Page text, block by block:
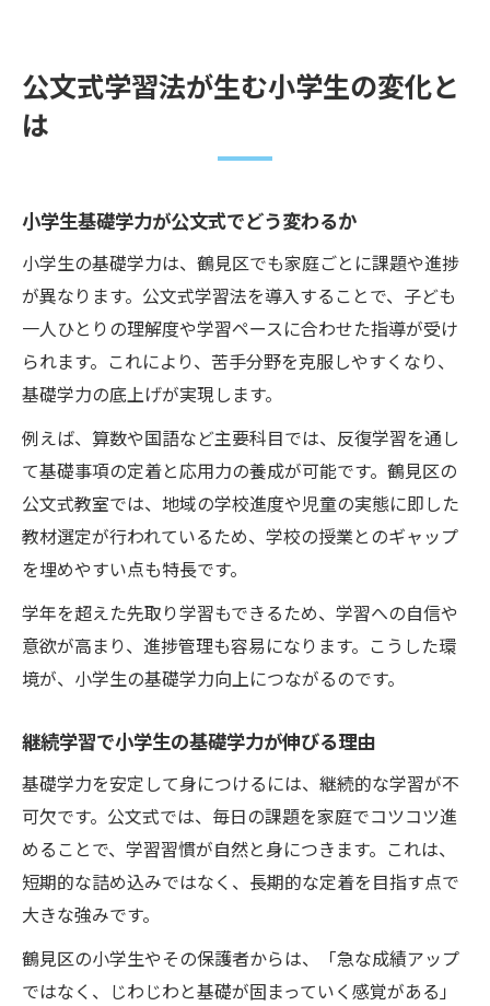
公文式学習法が生む小学生の変化と
は
小学生基礎学力が公文式でどう変わるか
小学生の基礎学力は、鶴見区でも家庭ごとに課題や進捗
が異なります。公文式学習法を導入することで、子ども
一人ひとりの理解度や学習ペースに合わせた指導が受け
られます。これにより、苦手分野を克服しやすくなり、
基礎学力の底上げが実現します。
例えば、算数や国語など主要科目では、反復学習を通し
て基礎事項の定着と応用力の養成が可能です。鶴見区の
公文式教室では、地域の学校進度や児童の実態に即した
教材選定が行われているため、学校の授業とのギャップ
を埋めやすい点も特長です。
学年を超えた先取り学習もできるため、学習への自信や
意欲が高まり、進捗管理も容易になります。こうした環
境が、小学生の基礎学力向上につながるのです。
継続学習で小学生の基礎学力が伸びる理由
基礎学力を安定して身につけるには、継続的な学習が不
可欠です。公文式では、毎日の課題を家庭でコツコツ進
めることで、学習習慣が自然と身につきます。これは、
短期的な詰め込みではなく、長期的な定着を目指す点で
大きな強みです。
鶴見区の小学生やその保護者からは、「急な成績アップ
ではなく、じわじわと基礎が固まっていく感覚がある」